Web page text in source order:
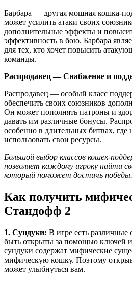
Барбара — другая мощная кошка-
может усилить атаки своих
дополнительные эффекты и
эффективность в бою. Барбара
для тех, кто хочет повысить
команды.
Распродавец — Снабжение и
Распродавец — особый класс
обеспечить своих союзников
Он может пополнять патроны и
давать им различные бонусы.
особенно в длительных битвах,
использовать свои ресурсы.
Большой выбор классов кошек-
позволяет каждому игроку найти
который поможет достичь победы.
Как получить
Стандофф 2
1. Сундуки: В игре есть различные
быть открыты за помощью ключей
сундуки содержат мифические
мифическую кошку. Поэтому
может улыбнуться вам.